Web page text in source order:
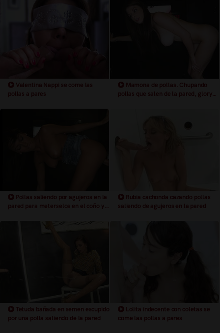
Valentina Nappi se come las
pollas a pares
Mamona de pollas. Chupando
pollas que salen de la pared, glory
Pollas saliendo por agujeros en la
pared para meterselos en el coño y
Rubia cachonda cazando pollas
saliendo de agujeros en la pared
Tetuda bañada en semen escupido
por una polla saliendo de la pared
Lolita indecente con coletas se
come las pollas a pares